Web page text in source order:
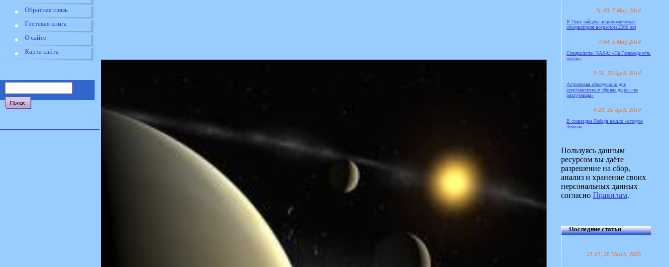
Обратная связь
Гостевая книга
О сайте
Карта сайта
11:40, 7 May, 2014
В Перу найдена астрономическая
обсерватория возрастом 2500 лет
7:04, 5 May, 2014
Специалисты NASA: «На Ганимеде есть
жизнь»
4:51, 25 April, 2014
Астрономы обнаружили две
сверхмассивные чёрные дыры-«не
разлучницы»
4:23, 21 April, 2014
В созвездии Лебедя нашли «вторую
Землю»
Пользуясь данным
ресурсом вы даёте
разрешение на сбор,
анализ и хранение своих
персональных данных
согласно Правилам.
Последние статьи
21:01, 28 March, 2025